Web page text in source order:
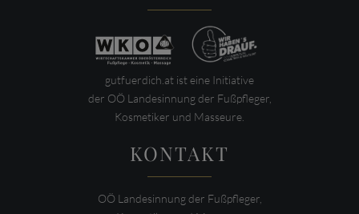
gutfuerdich.at ist eine Initiative
der OÖ Landesinnung der Fußpfleger,
Kosmetiker und Masseure.
KONTAKT
OÖ Landesinnung der Fußpfleger,